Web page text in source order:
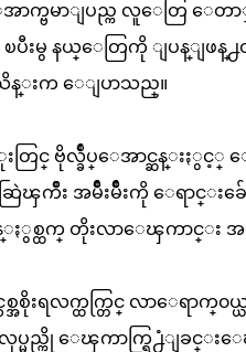
ာက္ဗမာျပည္က လူေတြ ေတ
မွ နယ္ေတြကို ျပန္ျဖန္႕တ
န္းက ေျပာသည္။
းတြင္ ဗိုလ္ခ်ဳပ္ေအာင္ဆန္းႏွင့္
ဆြဲၾကိဳး အမ်ိဳးမ်ိဳးကို ေရာင္းခ်
စ္ထက္ တိုးလာေၾကာင္း အ
စ္အစိုးရလက္ထက္တြင္ လာေရာ
လုပ္မည္ကို ေၾကာက္ရြ႕ံျခ